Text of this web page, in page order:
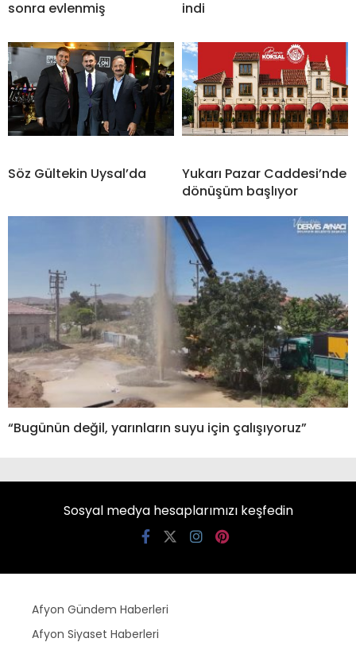
sonra evlenmiş
indi
Söz Gültekin Uysal’da
Yukarı Pazar Caddesi’nde
dönüşüm başlıyor
“Bugünün değil, yarınların suyu için çalışıyoruz”
Sosyal medya hesaplarımızı keşfedin
Afyon Gündem Haberleri
Afyon Siyaset Haberleri